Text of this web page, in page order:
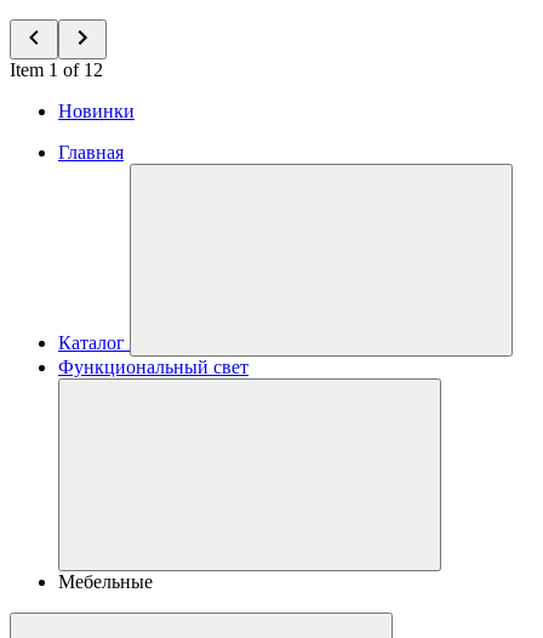
Item 1 of 12
Новинки
Главная
Каталог
Функциональный свет
Мебельные